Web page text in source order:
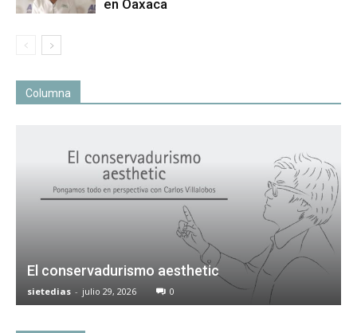
en Oaxaca
Columna
El conservadurismo aesthetic
sietedias - julio 29, 2026 0